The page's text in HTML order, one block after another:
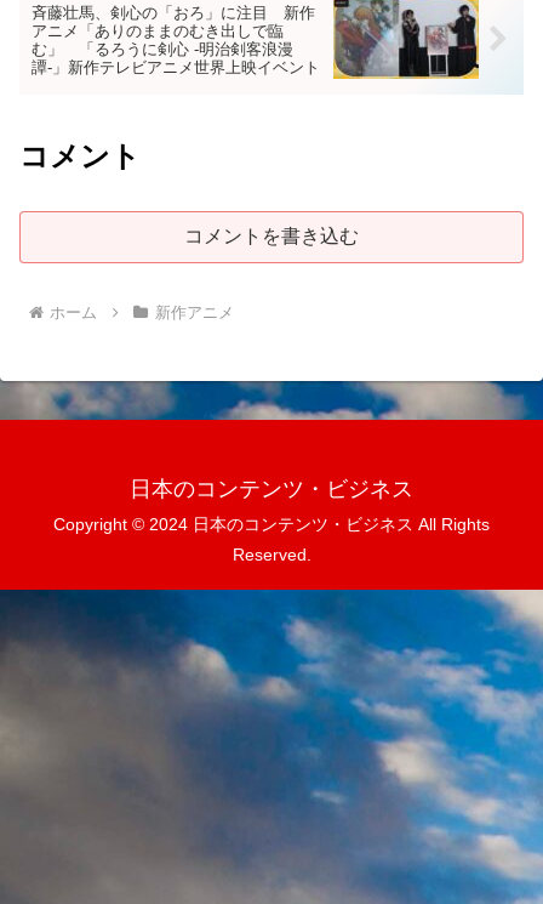
斉藤壮馬、剣心の「おろ」に注目 新作
アニメ「ありのままのむき出しで臨
む」 「るろうに剣心 -明治剣客浪漫
譚-」新作テレビアニメ世界上映イベント
コメント
コメントを書き込む
ホーム 新作アニメ
日本のコンテンツ・ビジネス
Copyright © 2024 日本のコンテンツ・ビジネス All Rights
Reserved.